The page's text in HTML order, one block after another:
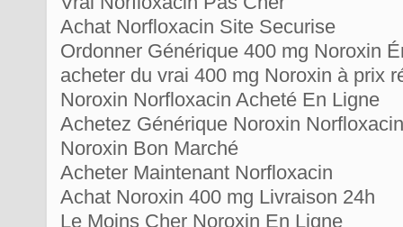
Achat Norfloxacin Site Securise
Ordonner Générique 400 mg Noroxin
acheter du vrai 400 mg Noroxin à prix
Noroxin Norfloxacin Acheté En Ligne
Achetez Générique Noroxin
Noroxin Bon Marché
Acheter Maintenant Norfloxacin
Achat Noroxin 400 mg Livraison 24h
Le Moins Cher Noroxin En Ligne